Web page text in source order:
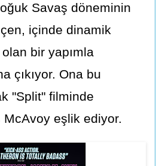
Savaş döneminin
içinde dinamik
bir yapımla
çıkıyor. Ona bu
"Split" filminde
eşlik ediyor.